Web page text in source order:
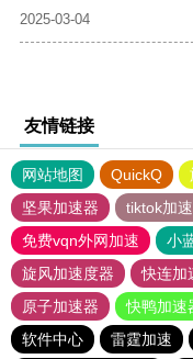
2025-03-04
友情链接
网站地图 QuickQ
坚果加速器
tiktok加
免费vqn外网加速
小
旋风加速度器
快连加
原子加速器
快鸭加速
软件中心
雷霆加速